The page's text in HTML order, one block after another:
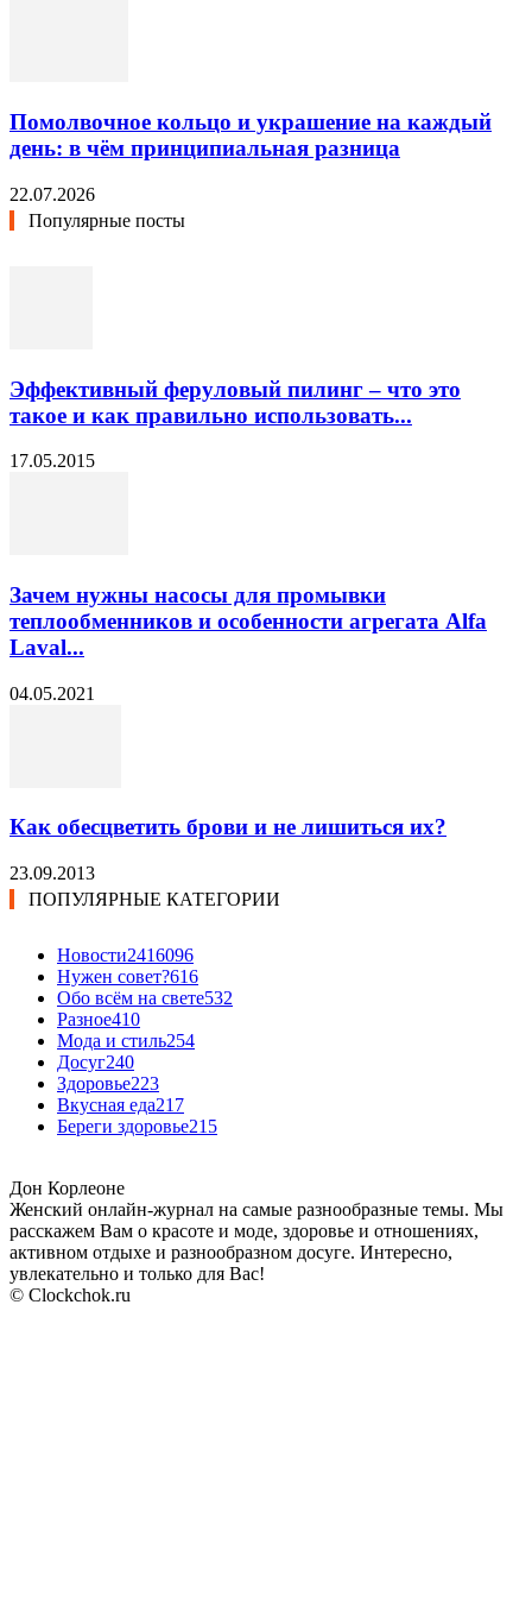
Помолвочное кольцо и украшение на каждый
день: в чём принципиальная разница
22.07.2026
Популярные посты
Эффективный феруловый пилинг – что это
такое и как правильно использовать...
17.05.2015
Зачем нужны насосы для промывки
теплообменников и особенности агрегата Alfa
Laval...
04.05.2021
Как обесцветить брови и не лишиться их?
23.09.2013
ПОПУЛЯРНЫЕ КАТЕГОРИИ
Новости2416096
Нужен совет?616
Обо всём на свете532
Разное410
Мода и стиль254
Досуг240
Здоровье223
Вкусная еда217
Береги здоровье215
Дон Корлеоне
Женский онлайн-журнал на самые разнообразные темы. Мы
расскажем Вам о красоте и моде, здоровье и отношениях,
активном отдыхе и разнообразном досуге. Интересно,
увлекательно и только для Вас!
© Clockchok.ru